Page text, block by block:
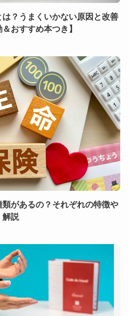
？うまくいかない原因と改善
おすすめ本つき】
があるの？それぞれの特徴や
解説